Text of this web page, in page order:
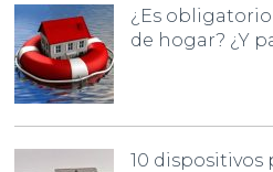
¿Es
de hogar? ¿Y
10 dispositivos